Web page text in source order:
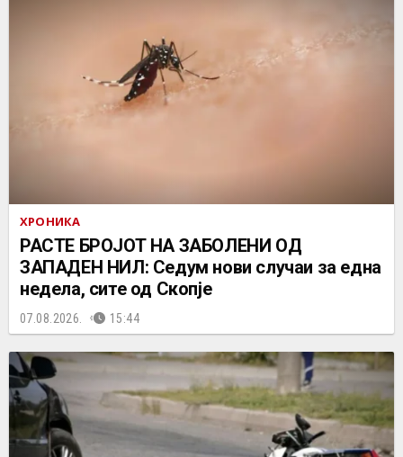
ХРОНИКА
РАСТЕ БРОЈОТ НА ЗАБОЛЕНИ ОД
ЗАПАДЕН НИЛ: Седум нови случаи за една
недела, сите од Скопје
07.08.2026. 15:44